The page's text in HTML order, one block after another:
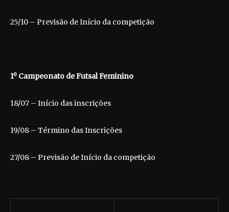
25/10 – Previsão de Início da competição
1º Campeonato de Futsal Feminino
18/07 – Início das inscrições
19/08 – Término das Inscrições
27/08 – Previsão de Início da competição